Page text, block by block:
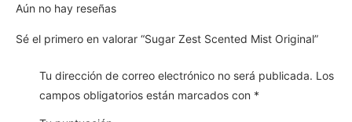
Aún no hay reseñas
Sé el primero en valorar “Sugar Zest Scented Mist Original”
Tu dirección de correo electrónico no será publicada. Los
campos obligatorios están marcados con *